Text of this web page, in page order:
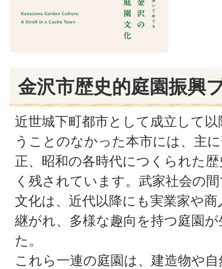
金沢市歴史的庭園振興
近世城下町都市として成立して
うことのなかった本市には、主
正、昭和の各時代につくられた
く残されています。武家社会の
文化は、近代以降にも実業家や
継がれ、多様な趣向を持つ庭園
た。
これら一連の庭園は、建造物や